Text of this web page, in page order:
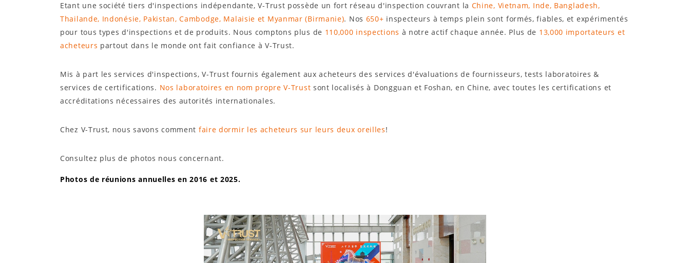
Etant une société tiers d'inspections indépendante, V-Trust possède un fort réseau d'inspection couvrant la Chine, Vietnam, Inde, Bangladesh,
Thailande, Indonésie, Pakistan, Cambodge, Malaisie et Myanmar (Birmanie). Nos 650+ inspecteurs à temps plein sont formés, fiables, et expérimentés
pour tous types d'inspections et de produits. Nous comptons plus de 110,000 inspections à notre actif chaque année. Plus de 13,000 importateurs et
acheteurs partout dans le monde ont fait confiance à V-Trust.
Mis à part les services d'inspections, V-Trust fournis également aux acheteurs des services d'évaluations de fournisseurs, tests laboratoires &
services de certifications. Nos laboratoires en nom propre V-Trust sont localisés à Dongguan et Foshan, en Chine, avec toutes les certifications et
accréditations nécessaires des autorités internationales.
Chez V-Trust, nous savons comment faire dormir les acheteurs sur leurs deux oreilles!
Consultez plus de photos nous concernant.
Photos de réunions annuelles en 2016 et 2025.